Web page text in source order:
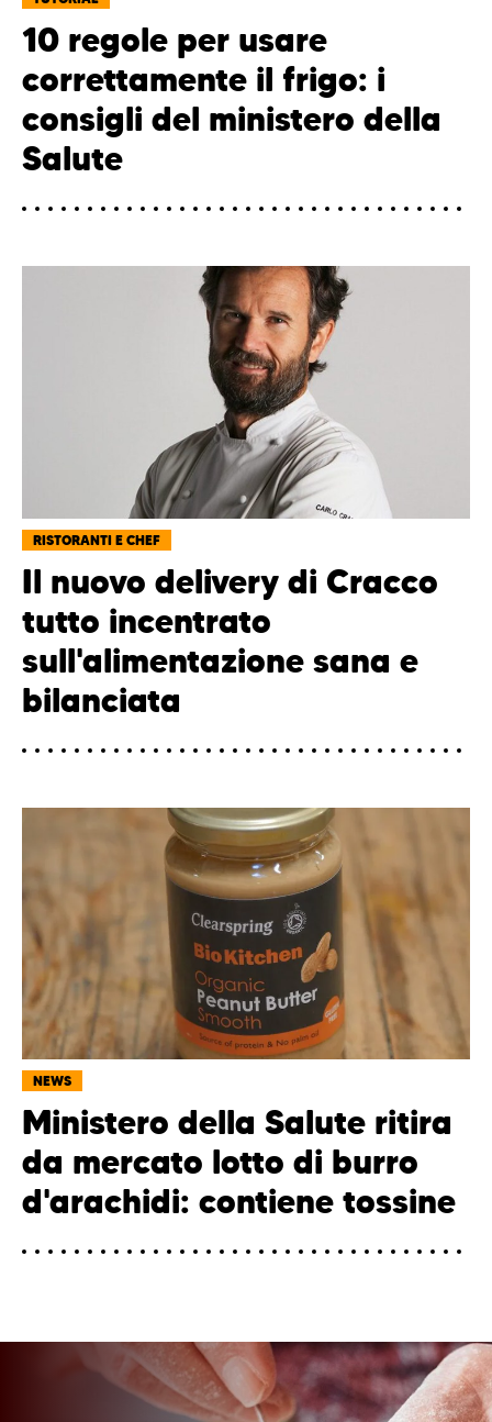
10 regole per usare
correttamente il frigo: i
consigli del ministero della
Salute
RISTORANTI E CHEF
Il nuovo delivery di Cracco
tutto incentrato
sull'alimentazione sana e
bilanciata
NEWS
Ministero della Salute ritira
da mercato lotto di burro
d'arachidi: contiene tossine